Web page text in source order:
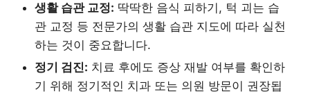
생활 습관 교정: 딱딱한 음식 피하기, 턱 괴는 습
관 교정 등 전문가의 생활 습관 지도에 따라 실천
하는 것이 중요합니다.
정기 검진: 치료 후에도 증상 재발 여부를 확인하
기 위해 정기적인 치과 또는 의원 방문이 권장됩